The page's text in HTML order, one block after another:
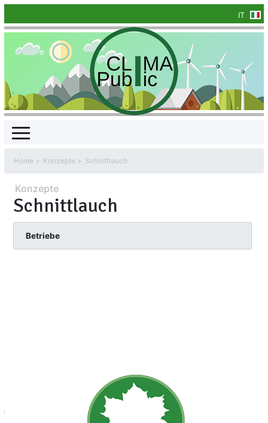
IT
Home Konzepte Schnittlauch
Konzepte
Schnittlauch
Betriebe